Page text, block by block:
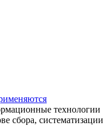
технологии
сбора, систематизации